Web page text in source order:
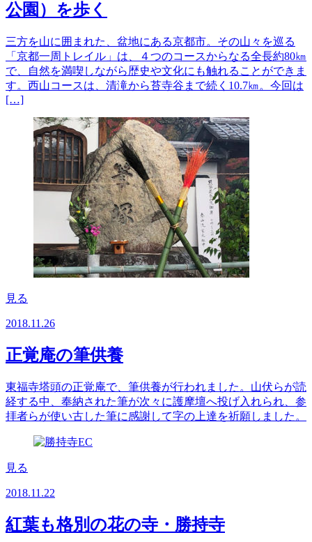
公園）を歩く
三方を山に囲まれた、盆地にある京都市。その山々を巡る
「京都一周トレイル」は、４つのコースからなる全長約80㎞
で、自然を満喫しながら歴史や文化にも触れることができま
す。西山コースは、清滝から苔寺谷まで続く10.7㎞。今回は
[…]
見る
2018.11.26
正覚庵の筆供養
東福寺塔頭の正覚庵で、筆供養が行われました。山伏らが読
経する中、奉納された筆が次々に護摩壇へ投げ入れられ、参
拝者らが使い古した筆に感謝して字の上達を祈願しました。
見る
2018.11.22
紅葉も格別の花の寺・勝持寺